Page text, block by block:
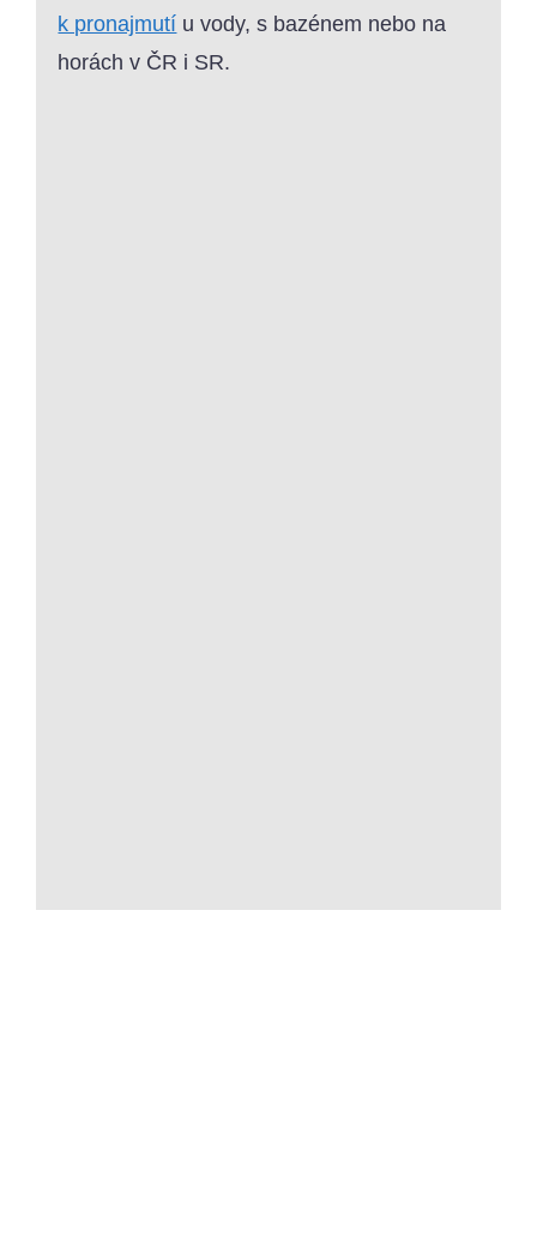
k pronajmutí u vody, s bazénem nebo na
horách v ČR i SR.